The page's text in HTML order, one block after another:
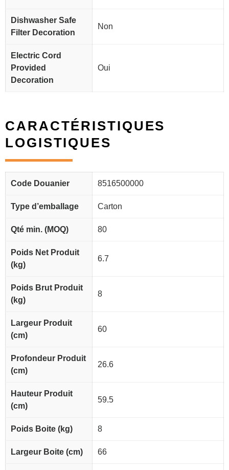
Dishwasher Safe
Filter Decoration
Non
Electric Cord
Provided
Decoration
Oui
CARACTÉRISTIQUES
LOGISTIQUES
Code Douanier 8516500000
Type d’emballage Carton
Qté min. (MOQ) 80
Poids Net Produit
(kg)
6.7
Poids Brut Produit
(kg)
8
Largeur Produit
(cm)
60
Profondeur Produit
(cm)
26.6
Hauteur Produit
(cm)
59.5
Poids Boite (kg) 8
Largeur Boite (cm) 66